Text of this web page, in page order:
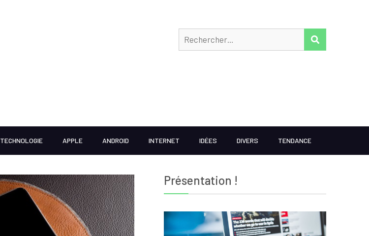
TECHNOLOGIE APPLE ANDROID INTERNET IDÉES DIVERS TENDANCE
Présentation !